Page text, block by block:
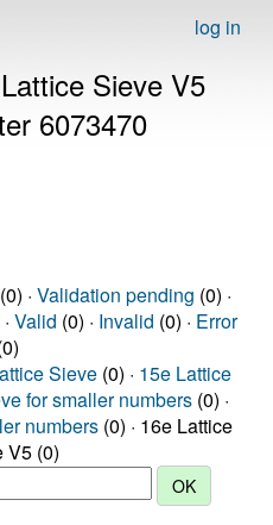
log in
Sieve V5
6073470
· Validation pending (0) ·
Valid (0) · Invalid (0) · Error
Sieve (0) · 15e Lattice
for smaller numbers (0) ·
numbers (0) · 16e Lattice
V5 (0)